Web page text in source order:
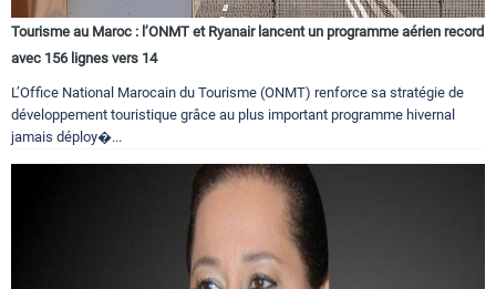
Tourisme au Maroc : l’ONMT et Ryanair lancent un programme aérien record
avec 156 lignes vers 14
L’Office National Marocain du Tourisme (ONMT) renforce sa stratégie de
développement touristique grâce au plus important programme hivernal
jamais déploy�...